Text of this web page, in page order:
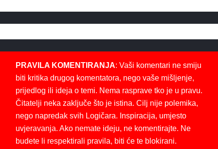
PRAVILA KOMENTIRANJA: Vaši komentari ne smiju
biti kritika drugog komentatora, nego vaše mišljenje,
prijedlog ili ideja o temi. Nema rasprave tko je u pravu.
Čitatelji neka zaključe što je istina. Cilj nije polemika,
nego napredak svih Logičara. Inspiracija, umjesto
uvjeravanja. Ako nemate ideju, ne komentirajte. Ne
budete li respektirali pravila, biti će te blokirani.